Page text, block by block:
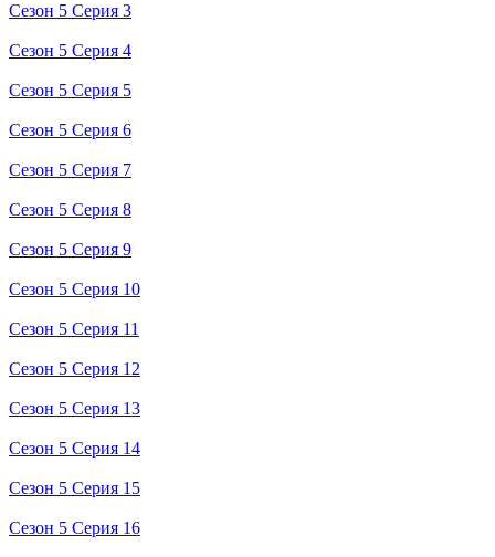
Сезон 5 Серия 3
Сезон 5 Серия 4
Сезон 5 Серия 5
Сезон 5 Серия 6
Сезон 5 Серия 7
Сезон 5 Серия 8
Сезон 5 Серия 9
Сезон 5 Серия 10
Сезон 5 Серия 11
Сезон 5 Серия 12
Сезон 5 Серия 13
Сезон 5 Серия 14
Сезон 5 Серия 15
Сезон 5 Серия 16